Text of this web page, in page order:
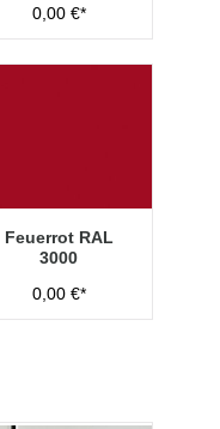
0,00 €*
Feuerrot RAL
3000
0,00 €*